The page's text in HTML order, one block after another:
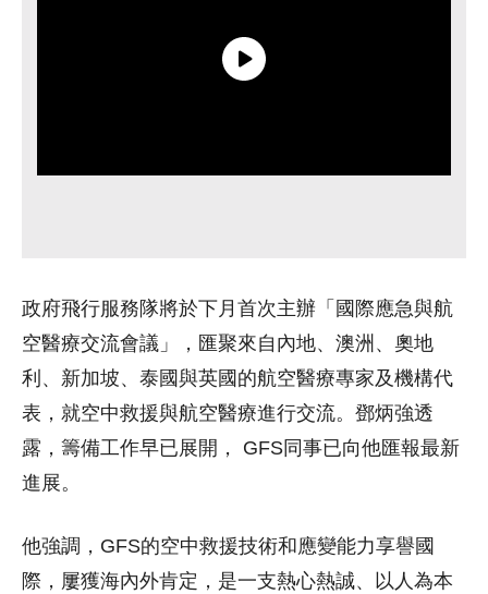
政府飛行服務隊將於下月首次主辦「國際應急與航
空醫療交流會議」，匯聚來自內地、澳洲、奧地
利、新加坡、泰國與英國的航空醫療專家及機構代
表，就空中救援與航空醫療進行交流。鄧炳強透
露，籌備工作早已展開， GFS同事已向他匯報最新
進展。
他強調，GFS的空中救援技術和應變能力享譽國
際，屢獲海內外肯定，是一支熱心熱誠、以人為本